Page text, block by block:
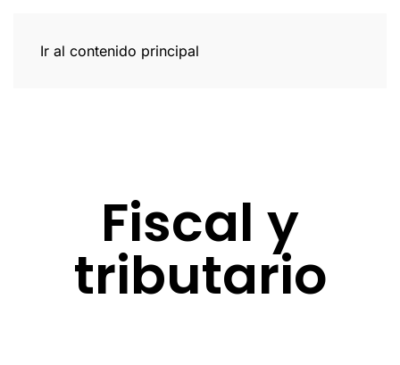
Ir al contenido principal
Fiscal y
tributario